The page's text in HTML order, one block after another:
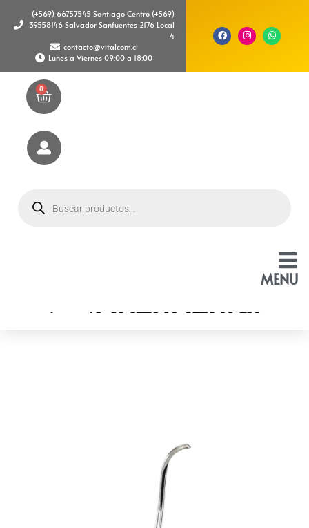
(+569) 66757545 Santiago Centro (+569)
39558146 Salvador Sanfuentes 2176 Local
4
contacto@vitalcom.cl
Lunes a Viernes 09:00 a 18:00
MENU
0